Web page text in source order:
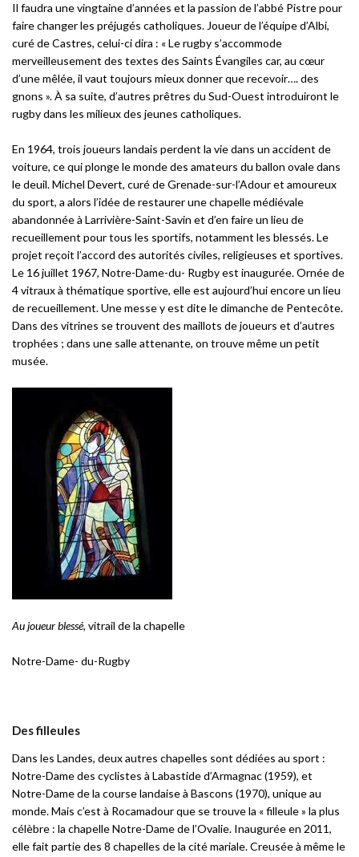
Il faudra une vingtaine d’années et la passion de l’abbé Pistre pour
faire changer les préjugés catholiques. Joueur de l’équipe d’Albi,
curé de Castres, celui-ci dira : « Le rugby s’accommode
merveilleusement des textes des Saints Évangiles car, au cœur
d’une mêlée, il vaut toujours mieux donner que recevoir…. des
gnons ». À sa suite, d’autres prêtres du Sud-Ouest introduiront le
rugby dans les milieux des jeunes catholiques.
En 1964, trois joueurs landais perdent la vie dans un accident de
voiture, ce qui plonge le monde des amateurs du ballon ovale dans
le deuil. Michel Devert, curé de Grenade-sur-l’Adour et amoureux
du sport, a alors l’idée de restaurer une chapelle médiévale
abandonnée à Larrivière-Saint-Savin et d’en faire un lieu de
recueillement pour tous les sportifs, notamment les blessés. Le
projet reçoit l’accord des autorités civiles, religieuses et sportives.
Le 16 juillet 1967, Notre-Dame-du- Rugby est inaugurée. Ornée de
4 vitraux à thématique sportive, elle est aujourd’hui encore un lieu
de recueillement. Une messe y est dite le dimanche de Pentecôte.
Dans des vitrines se trouvent des maillots de joueurs et d’autres
trophées ; dans une salle attenante, on trouve même un petit
musée.
Au joueur blessé, vitrail de la chapelle
Notre-Dame- du-Rugby
Des filleules
Dans les Landes, deux autres chapelles sont dédiées au sport :
Notre-Dame des cyclistes à Labastide d’Armagnac (1959), et
Notre-Dame de la course landaise à Bascons (1970), unique au
monde. Mais c’est à Rocamadour que se trouve la « filleule » la plus
célèbre : la chapelle Notre-Dame de l’Ovalie. Inaugurée en 2011,
elle fait partie des 8 chapelles de la cité mariale. Creusée à même le